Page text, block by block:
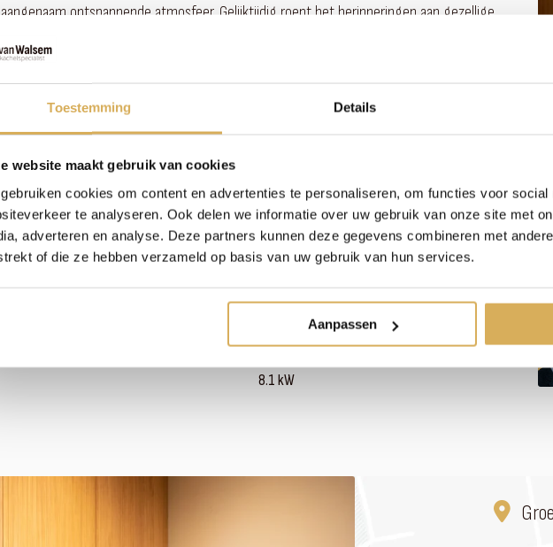
Toestemming Details
website maakt gebruik van cookies
cookies om content en advertenties te personaliseren, om functies voor social
te analyseren. Ook delen we informatie over uw gebruik van onze site met
adverteren en analyse. Deze partners kunnen deze gegevens combineren met
of die ze hebben verzameld op basis van uw gebruik van hun services.
Aanpassen
ontspannende atmosfeer. Gelijktijdig roept het herinneringen aan gezellige
samen. De houtkachel Skantherm Emotion M legt hierop in zijn nieuwe
is vrijstaand en kan optioneel met een draaibaar bovendeel uitgerust worden. Ook past
diepte aan iedere ruimte
80 %
150 mm
Hout
3 kW
8.1 kW